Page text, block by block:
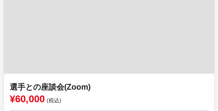
選手との座談会(Zoom)
¥60,000 (税込)